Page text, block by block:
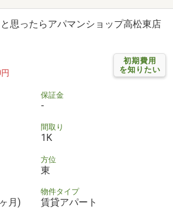
思ったらアパマンショップ高松東店
初期費用
を知りたい
保証金
-
間取り
1K
方位
東
月)
物件タイプ
賃貸アパート